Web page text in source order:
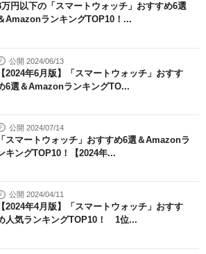
万円以下の「スマートウォッチ」おすすめ6選
AmazonランキングTOP10！...
公開 2024/06/13
【2024年6月版】「スマートウォッチ」おすす
6選＆AmazonランキングTO...
公開 2024/07/14
「スマートウォッチ」おすすめ6選＆Amazonラ
キングTOP10！【2024年...
公開 2024/04/11
【2024年4月版】「スマートウォッチ」おすす
人気ランキングTOP10！ 1位...